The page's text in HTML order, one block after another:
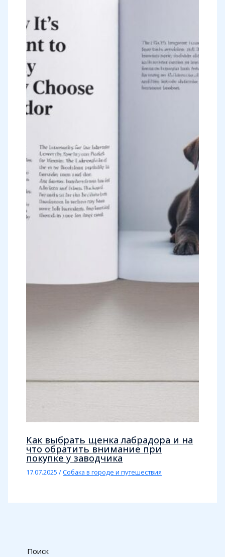
Как выбрать щенка лабрадора и на
что обратить внимание при
покупке у заводчика
17.07.2025/Собака в городе и путешествия
Поиск